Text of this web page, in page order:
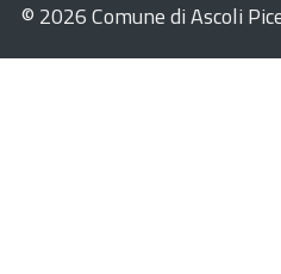
© 2026 Comune di Ascoli